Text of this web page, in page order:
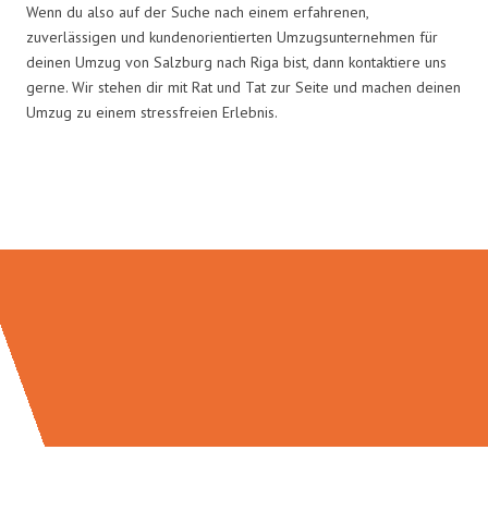
Wenn du also auf der Suche nach einem erfahrenen,
zuverlässigen und kundenorientierten Umzugsunternehmen für
deinen Umzug von Salzburg nach Riga bist, dann kontaktiere uns
gerne. Wir stehen dir mit Rat und Tat zur Seite und machen deinen
Umzug zu einem stressfreien Erlebnis.